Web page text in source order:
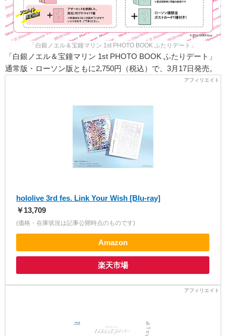
「白銀ノエル＆宝鐘マリン 1st PHOTO BOOK ふたりデート」
「白銀ノエル＆宝鐘マリン 1st PHOTO BOOK ふたりデート」
通常版・ローソン版ともに2,750円（税込）で、3月17日発売。
hololive 3rd fes. Link Your Wish [Blu-ray]
￥13,709
(価格・在庫状況は記事公開時点のものです)
Amazon
楽天市場